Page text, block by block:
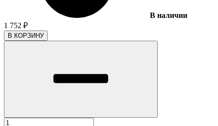
В наличии
1 752 ₽
В КОРЗИНУ